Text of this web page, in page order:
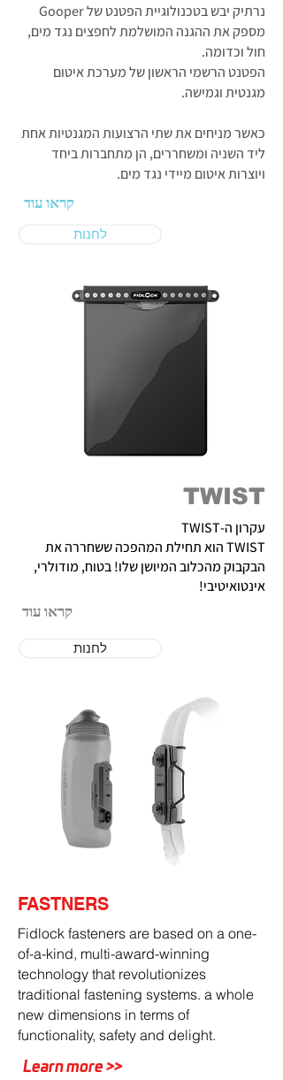
נרתיק יבש בטכנולוגיית הפטנט של Gooper
מספק את ההגנה המושלמת לחפצים נגד מים,
חול וכדומה.
הפטנט הרשמי הראשון של מערכת איטום
מגנטית וגמישה.
כאשר מניחים את שתי הרצועות המגנטיות אחת
ליד השניה ומשחררים, הן מתחברות ביחד
ויוצרות איטום מיידי נגד מים.
קראו עוד
לחנות
TWIST
עקרון ה-TWIST
TWIST הוא תחילת המהפכה ששחררה את
הבקבוק מהכלוב המיושן שלו! בטוח, מודולרי,
אינטואיטיבי!
קראו עוד
לחנות
FASTNERS
Fidlock fasteners are based on a one-
of-a-kind, multi-award-winning
technology that revolutionizes
traditional fastening systems. a whole
new dimensions in terms of
functionality, safety and delight.
Learn more >>